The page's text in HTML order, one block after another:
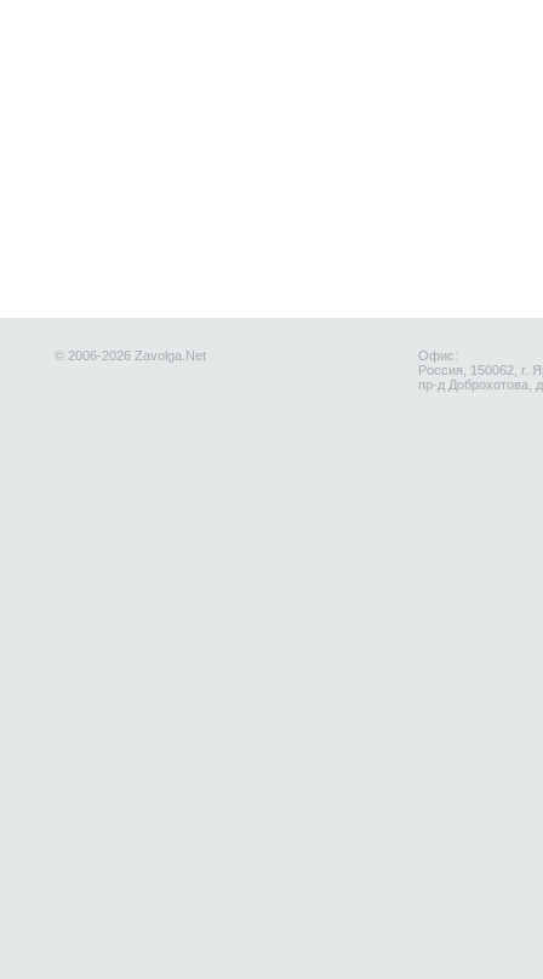
© 2006-2026 Zavolga.Net
Офис:
Россия, 150062, г.
пр-д Доброхотова,